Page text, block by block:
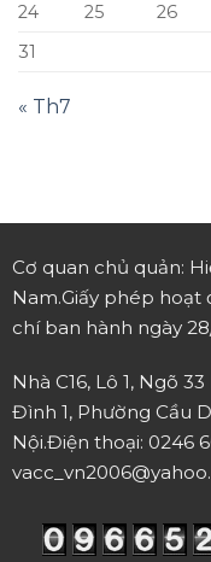
24
25 26
31
« Th7
Cơ quan chủ quản:
Nam.Giấy phép hoạt
chí ban hành ngày
Nhà C16, Lô 1, Ngõ
Đình 1, Phường Cầu
Nội.Điện thoại: 0246